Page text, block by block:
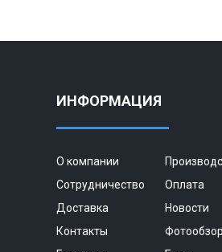
ИНФОРМАЦИЯ
О компании
Сотрудничество
Оплата
Доставка
Новости
Контакты
Фотообзор